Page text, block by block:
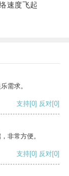
速度飞起
需求。
支持[0] 反对[0]
非常方便。
支持[0] 反对[0]